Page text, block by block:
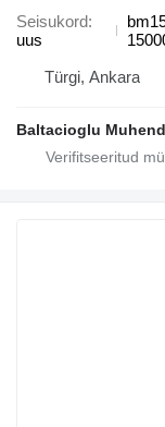
Seisukord
uus
Türgi, Ankara
Baltacioglu